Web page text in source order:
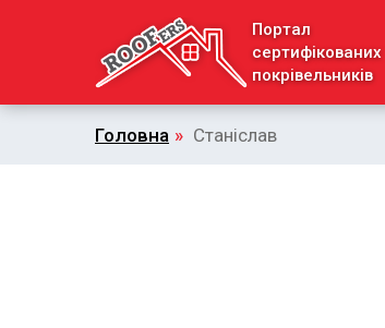
Портал
сертифікованих
покрівельників
Головна » Станіслав